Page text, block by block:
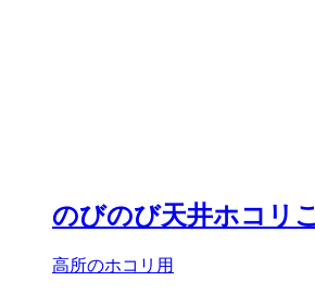
のびのび天井ホコリ
高所のホコリ用